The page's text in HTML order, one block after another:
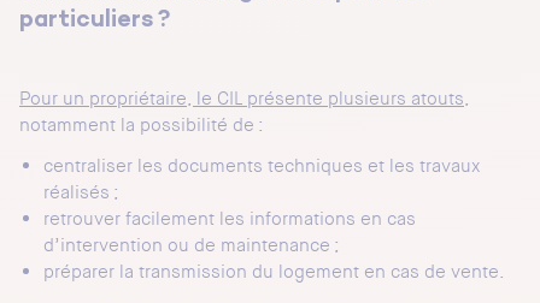
particuliers ?
Pour un propriétaire, le CIL présente plusieurs atouts,
notamment la possibilité de :
centraliser les documents techniques et les travaux
réalisés ;
retrouver facilement les informations en cas
d’intervention ou de maintenance ;
préparer la transmission du logement en cas de vente.